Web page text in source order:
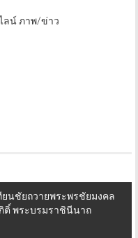
ลน์ ภาพ/ข่าว
ยนชัยถวายพระพรชัยมงคล
ติ์ พระบรมราชินีนาถ